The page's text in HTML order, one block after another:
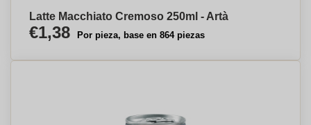
Latte Macchiato Cremoso 250ml - Artà
€1,38 Por pieza, base en 864 piezas